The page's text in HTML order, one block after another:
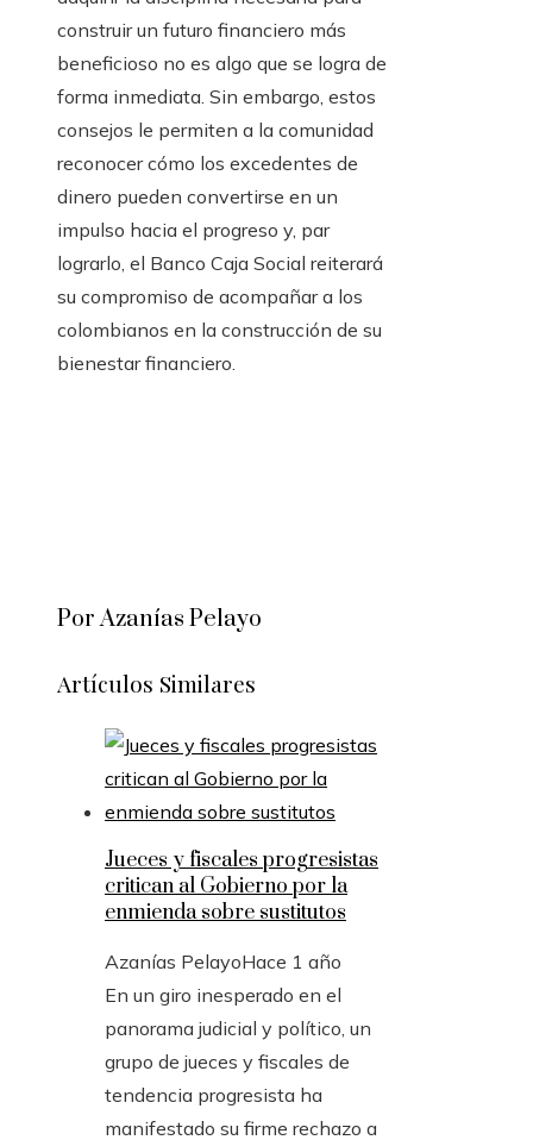
construir un futuro financiero más
beneficioso no es algo que se logra de
forma inmediata. Sin embargo, estos
consejos le permiten a la comunidad
reconocer cómo los excedentes de
dinero pueden convertirse en un
impulso hacia el progreso y, par
lograrlo, el Banco Caja Social reiterará
su compromiso de acompañar a los
colombianos en la construcción de su
bienestar financiero.
Por Azanías Pelayo
Artículos Similares
Jueces y fiscales progresistas
critican al Gobierno por la
enmienda sobre sustitutos
Azanías PelayoHace 1 año
En un giro inesperado en el
panorama judicial y político, un
grupo de jueces y fiscales de
tendencia progresista ha
manifestado su firme rechazo a